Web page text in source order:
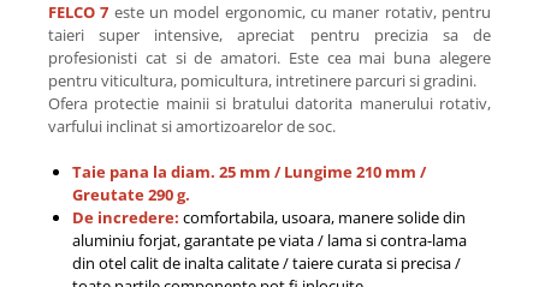
FELCO 7 este un model ergonomic, cu maner rotativ, pentru
taieri super intensive, apreciat pentru precizia sa de
profesionisti cat si de amatori. Este cea mai buna alegere
pentru viticultura, pomicultura, intretinere parcuri si gradini.
Ofera protectie mainii si bratului datorita manerului rotativ,
varfului inclinat si amortizoarelor de soc.
Taie pana la diam. 25 mm / Lungime 210 mm /
Greutate 290 g.
De incredere: comfortabila, usoara, manere solide din
aluminiu forjat, garantate pe viata / lama si contra-lama
din otel calit de inalta calitate / taiere curata si precisa /